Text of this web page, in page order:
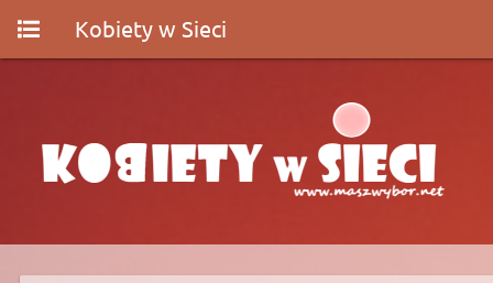
Kobiety w Sieci